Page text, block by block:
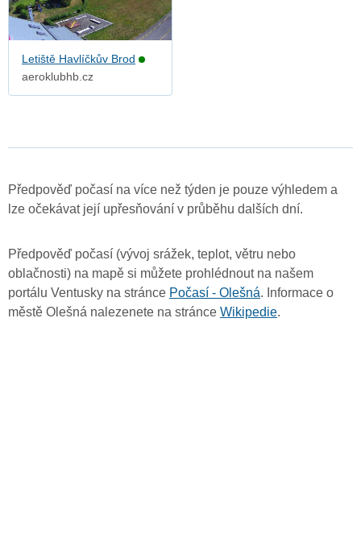
Letiště Havlíčkův Brod
aeroklubhb.cz
Předpověď počasí na více než týden je pouze výhledem a
lze očekávat její upřesňování v průběhu dalších dní.
Předpověď počasí (vývoj srážek, teplot, větru nebo
oblačnosti) na mapě si můžete prohlédnout na našem
portálu Ventusky na stránce Počasí - Olešná. Informace o
městě Olešná nalezenete na stránce Wikipedie.